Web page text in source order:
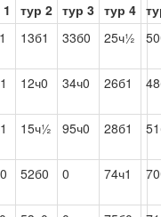
тур 2 тур 3 тур 4
13б1 33б0 25ч½
12ч0 34ч0 26б1
15ч½ 95ч0 28б1
52б0 0 74ч1